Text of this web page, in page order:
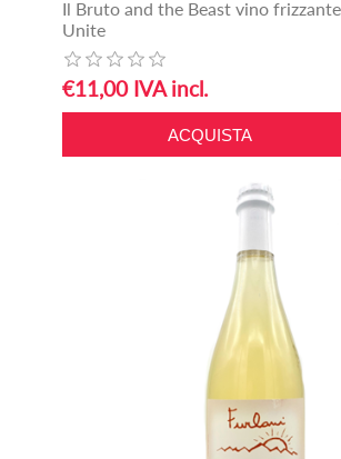
Il Bruto and the Beast vino
Unite
€11,00 IVA incl.